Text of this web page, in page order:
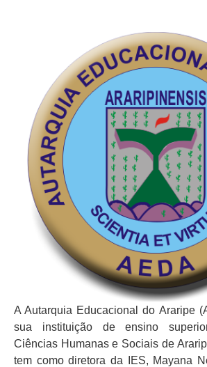
A Autarquia Educacional do Araripe
sua instituição de ensino
Ciências Humanas e Sociais de
tem como diretora da IES, Mayana